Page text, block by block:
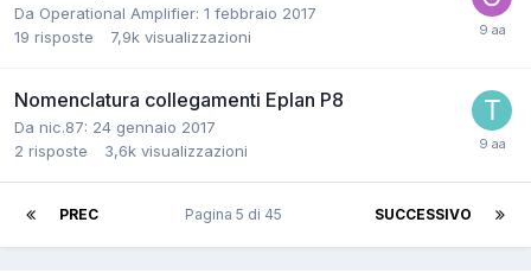
Da Operational Amplifier: 1 febbraio 2017
19 risposte 7,9k visualizzazioni
Nomenclatura collegamenti Eplan P8
Da nic.87: 24 gennaio 2017
2 risposte 3,6k visualizzazioni
PREC SUCCESSIVO
Pagina 5 di 45